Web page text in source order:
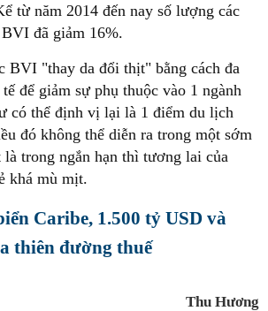
từ năm 2014 đến nay số lượng các
đã giảm 16%.
BVI "thay da đổi thịt" bằng cách đa
để giảm sự phụ thuộc vào 1 ngành
có thể định vị lại là 1 điểm du lịch
đó không thể diễn ra trong một sớm
trong ngắn hạn thì tương lai của
khá mù mịt.
Caribe, 1.500 tỷ USD và
thiên đường thuế
Thu Hương